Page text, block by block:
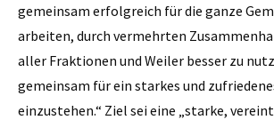
gemeinsam erfolgreich für die ganze
arbeiten, durch vermehrten
aller Fraktionen und Weiler besser zu
gemeinsam für ein starkes und
einzustehen.“ Ziel sei eine „starke,